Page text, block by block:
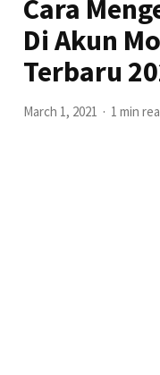
Cara
Di Akun
Terbaru
March 1, 2021 1 min